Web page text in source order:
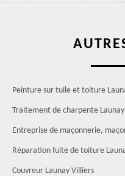
Peinture sur tuile et toiture
Traitement de charpente
Entreprise de maçonnerie,
Réparation fuite de toiture
Couvreur Launay Villiers